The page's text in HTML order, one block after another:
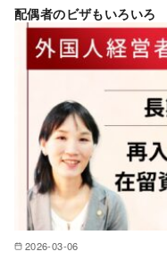
配偶者のビザもいろいろ
2026-03-06